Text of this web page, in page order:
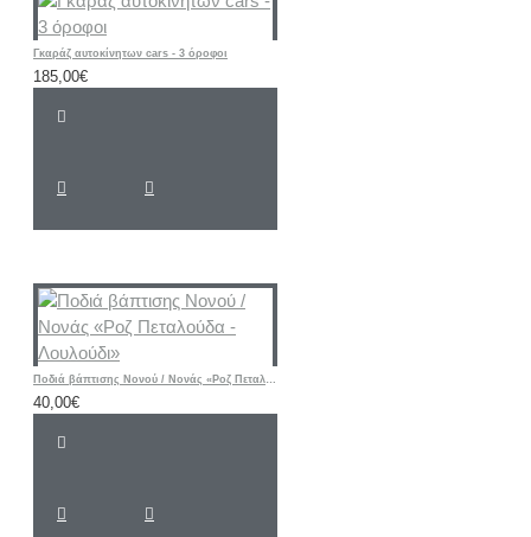
Γκαράζ αυτοκίνητων cars - 3 όροφοι
185,00€
Ποδιά βάπτισης Νονού / Νονάς «Ροζ Πεταλούδα - Λουλούδι»
40,00€